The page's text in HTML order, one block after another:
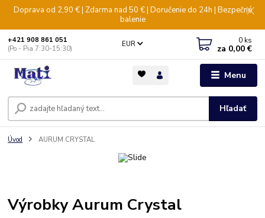
Doprava od 2,90 € | Zdarma nad 50 € | Doručenie do 24h | Bezpečné
balenie
Menu
EUR
Hľadať
+421 908 861 051
(Po - Pia 7:30-15:30)
0 ks
za 0,00 €
Úvod AURUM CRYSTAL
Výrobky Aurum Crystal